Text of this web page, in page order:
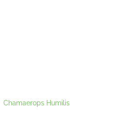
Chamaerops Humilis